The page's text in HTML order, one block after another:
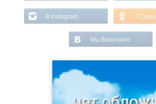
В Instagram В
Мы Вконтакте